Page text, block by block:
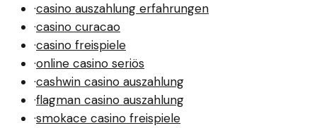
·casino auszahlung erfahrungen
·casino curacao
·casino freispiele
·online casino seriös
·cashwin casino auszahlung
·flagman casino auszahlung
·smokace casino freispiele